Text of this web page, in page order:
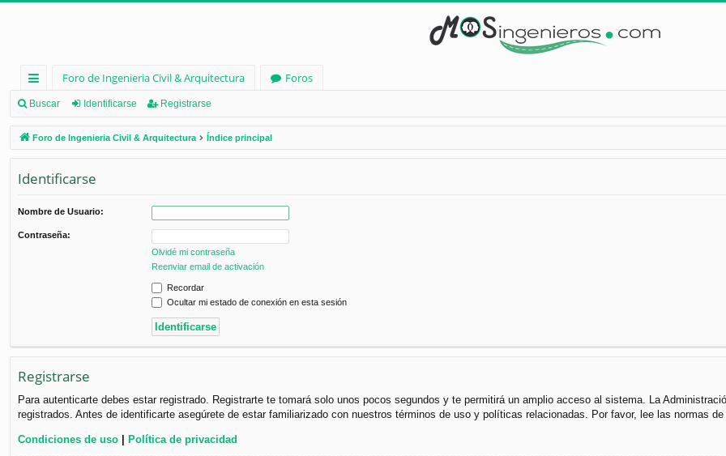
nl
ac
es
rá
Foro de Ingenieria Civil & Arquitectura
Foros
Buscar Identificarse Registrarse
Foro de Ingenieria Civil & Arquitectura Índice principal
Identificarse
Nombre de Usuario:
Contraseña:
Olvidé mi contraseña
Reenviar email de activación
Recordar
Ocultar mi estado de conexión en esta sesión
Registrarse
Para autenticarte debes estar registrado. Registrarte te tomará solo unos pocos segundos y te permitirá un amplio acceso al sistema. La
registrados. Antes de identificarte asegúrete de estar familiarizado con nuestros términos de uso y políticas relacionadas. Por favor, lee las normas
Condiciones de uso | Política de privacidad